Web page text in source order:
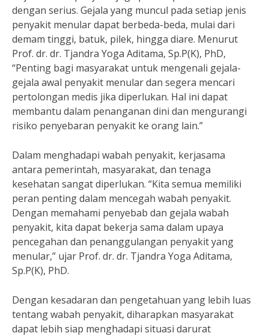
dengan serius. Gejala yang muncul pada setiap jenis
penyakit menular dapat berbeda-beda, mulai dari
demam tinggi, batuk, pilek, hingga diare. Menurut
Prof. dr. dr. Tjandra Yoga Aditama, Sp.P(K), PhD,
“Penting bagi masyarakat untuk mengenali gejala-
gejala awal penyakit menular dan segera mencari
pertolongan medis jika diperlukan. Hal ini dapat
membantu dalam penanganan dini dan mengurangi
risiko penyebaran penyakit ke orang lain.”
Dalam menghadapi wabah penyakit, kerjasama
antara pemerintah, masyarakat, dan tenaga
kesehatan sangat diperlukan. “Kita semua memiliki
peran penting dalam mencegah wabah penyakit.
Dengan memahami penyebab dan gejala wabah
penyakit, kita dapat bekerja sama dalam upaya
pencegahan dan penanggulangan penyakit yang
menular,” ujar Prof. dr. dr. Tjandra Yoga Aditama,
Sp.P(K), PhD.
Dengan kesadaran dan pengetahuan yang lebih luas
tentang wabah penyakit, diharapkan masyarakat
dapat lebih siap menghadapi situasi darurat